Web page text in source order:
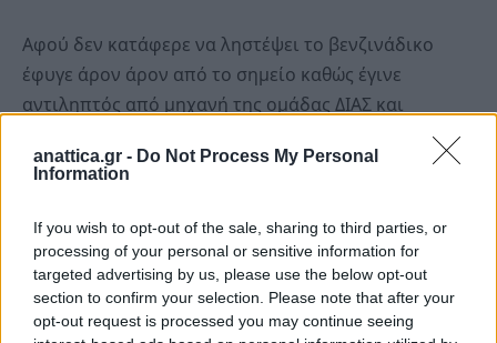
anattica.gr - Do Not Process My Personal
Information
If you wish to opt-out of the sale, sharing to third parties, or
processing of your personal or sensitive information for
targeted advertising by us, please use the below opt-out
section to confirm your selection. Please note that after your
opt-out request is processed you may continue seeing
Αφού δεν κατάφερε να ληστέψει το βενζινάδικο
έφυγε άρον άρον από το σημείο καθώς έγινε
αντιληπτός από μηχανή της ομάδας ΔΙΑΣ και
Ερυθραία, στη συμβολή των Ελευθερίου Βενιζέλου
και Καποδιστρίου, έπεσε σε σταθμευμένο όχημα και
σταμάτησε.